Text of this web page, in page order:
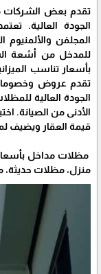
تقدم بعض الشركات
الجودة العالية.
المجلفن
للمدخل من أشعة
بأسعار تناسب
تقدم عروض
الجودة العالية
الأدنى من الصيانة.
قيمة العقار ويضيف
مظلات مداخل
منزل، مظلات حديثة،